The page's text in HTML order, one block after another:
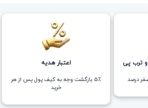
ترب پی اعتبار هدیه
5٪ بازگشت وجه به کیف پول پس از هر
خرید